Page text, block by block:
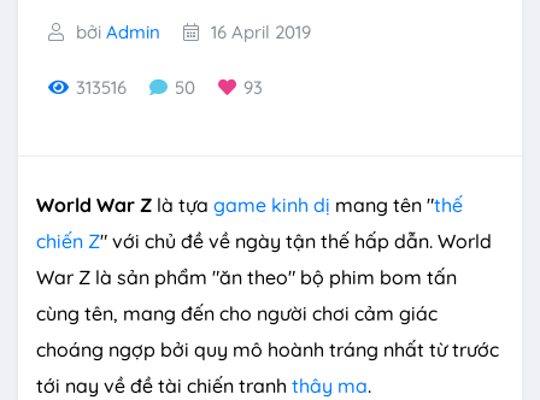
bởi Admin 16 April 2019
313516 50 93
World War Z là tựa game kinh dị mang tên "thế
chiến Z" với chủ đề về ngày tận thế hấp dẫn. World
War Z là sản phẩm "ăn theo" bộ phim bom tấn
cùng tên, mang đến cho người chơi cảm giác
choáng ngợp bởi quy mô hoành tráng nhất từ trước
tới nay về đề tài chiến tranh thây ma.